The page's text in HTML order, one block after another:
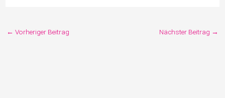
← Vorheriger Beitrag Nächster Beitrag →